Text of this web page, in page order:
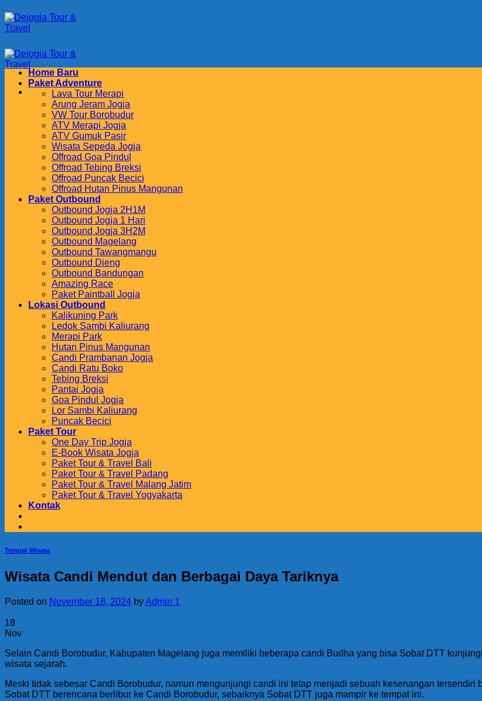
to
content
Home Baru
Paket Adventure
Lava Tour Merapi
Arung Jeram Jogja
VW Tour Borobudur
ATV Merapi Jogja
ATV Gumuk Pasir
Wisata Sepeda Jogja
Offroad Goa Pindul
Offroad Tebing Breksi
Offroad Puncak Becici
Offroad Hutan Pinus Mangunan
Paket Outbound
Outbound Jogja 2H1M
Outbound Jogja 1 Hari
Outbound Jogja 3H2M
Outbound Magelang
Outbound Tawangmangu
Outbound Dieng
Outbound Bandungan
Amazing Race
Paket Paintball Jogja
Lokasi Outbound
Kalikuning Park
Ledok Sambi Kaliurang
Merapi Park
Hutan Pinus Mangunan
Candi Prambanan Jogja
Candi Ratu Boko
Tebing Breksi
Pantai Jogja
Goa Pindul Jogja
Lor Sambi Kaliurang
Puncak Becici
Paket Tour
One Day Trip Jogja
E-Book Wisata Jogja
Paket Tour & Travel Bali
Paket Tour & Travel Padang
Paket Tour & Travel Malang Jatim
Paket Tour & Travel Yogyakarta
Kontak
Tempat Wisata
Wisata Candi Mendut dan Berbagai Daya Tariknya
Posted on November 18, 2024 byAdmin 1
18
Nov
Selain Candi Borobudur, Kabupaten Magelang juga memiliki beberapa candi Budha yang bisa Sobat DTT
wisata sejarah.
Meski tidak sebesar Candi Borobudur, namun mengunjungi candi ini tetap menjadi sebuah kesenangan
Sobat DTT berencana berlibur ke Candi Borobudur, sebaiknya Sobat DTT juga mampir ke tempat ini.